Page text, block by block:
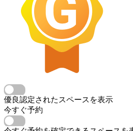
優良認定されたスペースを表示
今すぐ予約